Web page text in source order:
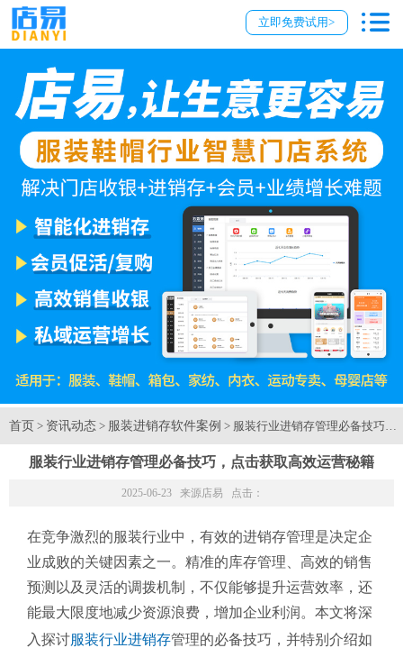
立即免费试用>
首页 > 资讯动态 > 服装进销存软件案例 > 服装行业进销存管理必备技巧，
服装行业进销存管理必备技巧，点击获取高效运营秘籍
2025-06-23 来源店易 点击：
在竞争激烈的服装行业中，有效的进销存管理是决定企
业成败的关键因素之一。精准的库存管理、高效的销售
预测以及灵活的调拨机制，不仅能够提升运营效率，还
能最大限度地减少资源浪费，增加企业利润。本文将深
入探讨服装行业进销存管理的必备技巧，并特别介绍如